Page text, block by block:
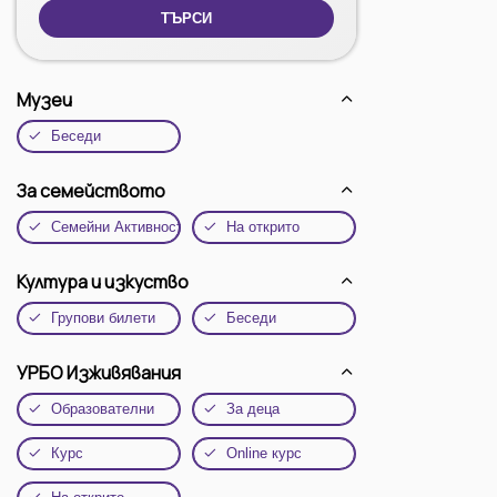
ТЪРСИ
Музеи
Беседи
За семейството
Семейни Активности На открито
Култура и изкуство
Групови билети Беседи
УРБО Изживявания
Образователни За деца
Курс Online курс